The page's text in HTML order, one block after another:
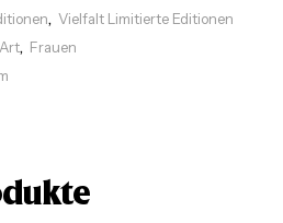
, Vielfalt Limitierte Editionen
, Frauen